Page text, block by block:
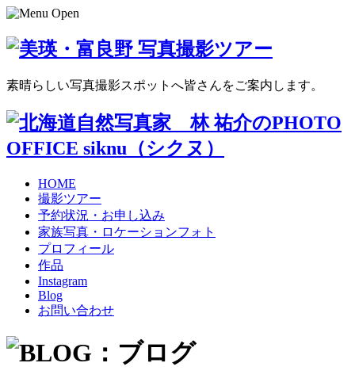
素晴らしい写真撮影スポットへ皆さんをご案内します。
HOME
撮影ツアー
予約状況・お申し込み
家族写真・ロケーションフォト
プロフィール
作品
Instagram
Blog
お問い合わせ